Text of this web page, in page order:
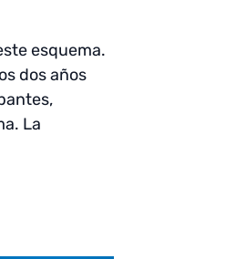
esquema.
dos años
La